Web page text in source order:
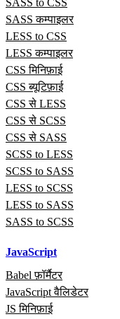
SASS to CSS
SASS कम्पाइलर
LESS to CSS
LESS कम्पाइलर
CSS मिनिफ़ाई
CSS ब्यूटिफ़ाई
CSS से LESS
CSS से SCSS
CSS से SASS
SCSS to LESS
SCSS to SASS
LESS to SCSS
LESS to SASS
SASS to SCSS
JavaScript
Babel फ़ॉर्मैटर
JavaScript वैलिडेटर
JS मिनिफ़ाई